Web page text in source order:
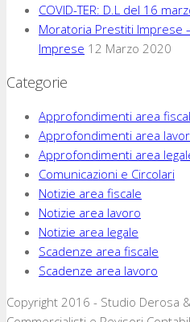
COVID-TER: D.L del 16
Moratoria Prestiti Imprese
Imprese 12 Marzo 2020
Categorie
Approfondimenti area
Approfondimenti area
Approfondimenti area
Comunicazioni e Circolari
Notizie area fiscale
Notizie area lavoro
Notizie area legale
Scadenze area fiscale
Scadenze area lavoro
Copyright 2016 - Studio Derosa